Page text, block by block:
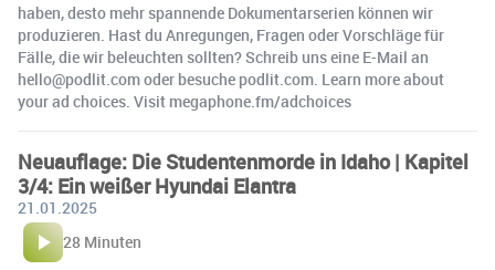
haben, desto mehr spannende Dokumentarserien können wir
produzieren. Hast du Anregungen, Fragen oder Vorschläge für
Fälle, die wir beleuchten sollten? Schreib uns eine E-Mail an
hello@podlit.com oder besuche podlit.com. Learn more about
your ad choices. Visit megaphone.fm/adchoices
Neuauflage: Die Studentenmorde in Idaho | Kapitel
3/4: Ein weißer Hyundai Elantra
21.01.2025
28 Minuten